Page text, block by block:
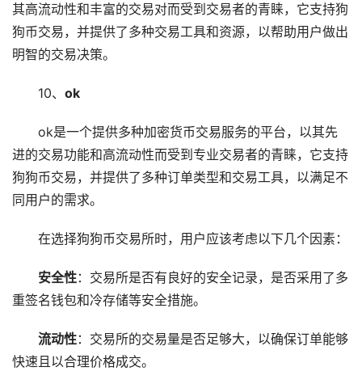
其高流动性和丰富的交易对而受到交易者的青睐，它支持狗
狗币交易，并提供了多种交易工具和资源，以帮助用户做出
明智的交易决策。
10、 ok
ok是一个提供多种加密货币交易服务的平台，以其先
进的交易功能和高流动性而受到专业交易者的青睐，它支持
狗狗币交易，并提供了多种订单类型和交易工具，以满足不
同用户的需求。
在选择狗狗币交易所时，用户应该考虑以下几个因素：
安全性：交易所是否有良好的安全记录，是否采用了多
重签名钱包和冷存储等安全措施。
流动性：交易所的交易量是否足够大，以确保订单能够
快速且以合理价格成交。